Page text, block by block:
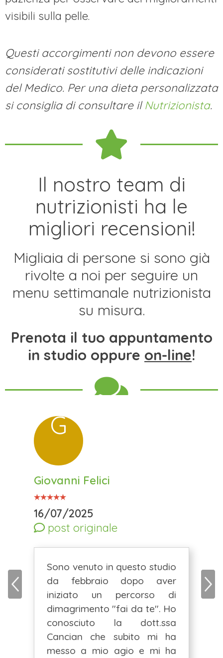
visibili sulla pelle.
Questi accorgimenti non devono essere
considerati sostitutivi delle indicazioni
del Medico. Per una dieta personalizzata
si consiglia di consultare il Nutrizionista.
Il nostro team di
nutrizionisti ha le
migliori recensioni!
Migliaia di persone si sono già
rivolte a noi per seguire un
menu settimanale nutrizionista
su misura.
Prenota il tuo appuntamento
in studio oppure on-line!
G
Giovanni Felici
16/07/2025
post originale
Sono venuto in questo studio
da febbraio dopo aver
iniziato un percorso di
dimagrimento "fai da te". Ho
conosciuto la dott.ssa
Cancian che subito mi ha
messo a mio agio e mi ha